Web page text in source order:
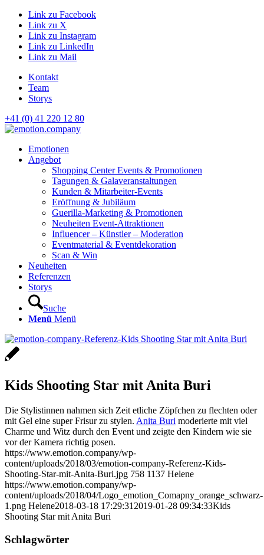
Link zu Facebook
Link zu X
Link zu Instagram
Link zu LinkedIn
Link zu Mail
Kontakt
Team
Storys
+41 (0) 41 220 12 80
Hauptnavigation
Emotionen
Angebot
Shopping Center Events & Promotionen
Tagungen & Galaveranstaltungen
Kunden & Mitarbeiter-Events
Eröffnung & Jubiläum
Guerilla-Marketing & Promotionen
Neuheiten Event-Attraktionen
Influencer – Künstler – Moderation
Eventmaterial & Eventdekoration
Scan & Win
Neuheiten
Referenzen
Storys
Suche
Menü Menü
Kids Shooting Star mit Anita Buri
Die Stylistinnen nahmen sich Zeit etliche Zöpfchen zu flechten oder
mit Gel eine super Frisur zu stylen. Anita Buri moderierte mit viel
Charme und Witz durch den Event und zeigte den Kindern wie sie
vor der Kamera richtig posen.
https://www.emotion.company/wp-
content/uploads/2018/03/emotion-company-Referenz-Kids-
Shooting-Star-mit-Anita-Buri.jpg 758 1137 Helene
https://www.emotion.company/wp-
content/uploads/2018/04/Logo_emotion_Comapny_orange_schwarz-
1.png Helene2018-03-18 17:29:31 2019-01-28 09:34:33Kids
Shooting Star mit Anita Buri
Schlagwörter